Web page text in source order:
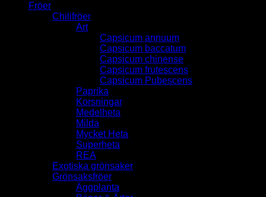
Fröer
Chilifröer
Art
Capsicum annuum
Capsicum baccatum
Capsicum chinense
Capsicum frutescens
Capsicum Pubescens
Paprika
Korsningar
Medelheta
Milda
Mycket Heta
Superheta
REA
Exotiska grönsaker
Grönsaksfröer
Äggplanta